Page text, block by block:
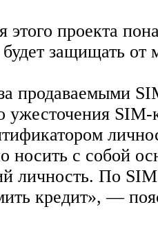
этого проекта
защищать от
продаваемыми
ужесточения SIM-
носить с собой
личность. По
кредит», —